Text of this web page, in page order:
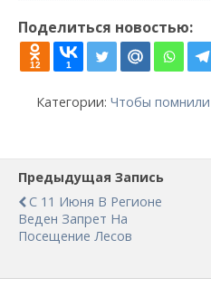
Поделиться новостью:
12 1
Категории: Чтобы помнили
Предыдущая Запись
С 11 Июня В Регионе
Веден Запрет На
Посещение Лесов